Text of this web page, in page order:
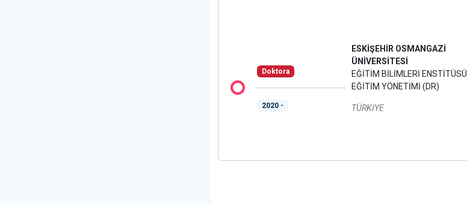
Doktora
2020 -
ESKİŞEHİR OSMANGAZİ
ÜNİVERSİTESİ
EĞİTİM BİLİMLERİ ENSTİTÜSÜ
EĞİTİM YÖNETİMİ (DR)
TÜRKİYE